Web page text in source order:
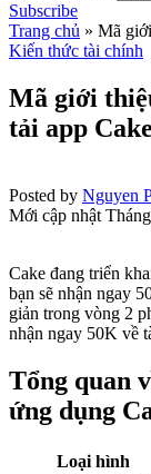
Subscribe
Trang chủ » Mã
Kiến thức tài chính
Mã giới
tải app Cake
Posted by Nguyen
Mới cập nhật
Cake đang triển
bạn sẽ nhận ngay
giản trong vòng 2
nhận ngay 50K về
Tổng quan
ứng dụng
Loại hình